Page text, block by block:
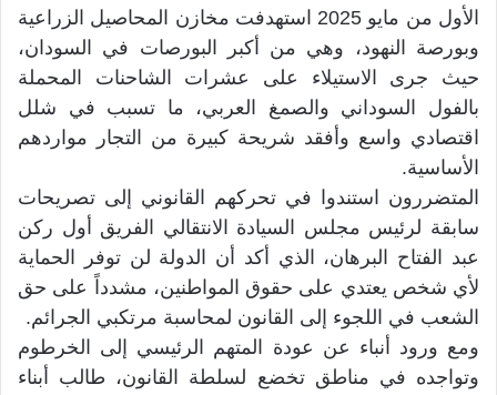
الأول من مايو 2025 استهدفت مخازن المحاصيل الزراعية
وبورصة النهود، وهي من أكبر البورصات في السودان،
حيث جرى الاستيلاء على عشرات الشاحنات المحملة
بالفول السوداني والصمغ العربي، ما تسبب في شلل
اقتصادي واسع وأفقد شريحة كبيرة من التجار مواردهم
الأساسية.
المتضررون استندوا في تحركهم القانوني إلى تصريحات
سابقة لرئيس مجلس السيادة الانتقالي الفريق أول ركن
عبد الفتاح البرهان، الذي أكد أن الدولة لن توفر الحماية
لأي شخص يعتدي على حقوق المواطنين، مشدداً على حق
الشعب في اللجوء إلى القانون لمحاسبة مرتكبي الجرائم.
ومع ورود أنباء عن عودة المتهم الرئيسي إلى الخرطوم
وتواجده في مناطق تخضع لسلطة القانون، طالب أبناء